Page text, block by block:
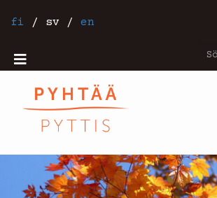
tillfi / sv / en
Sök
Mobiilivalikko